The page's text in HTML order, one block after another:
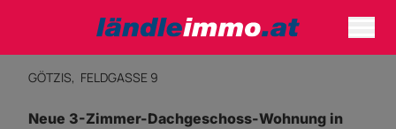
GÖTZIS, FELDGASSE 9
Neue 3-Zimmer-Dachgeschoss-Wohnung in